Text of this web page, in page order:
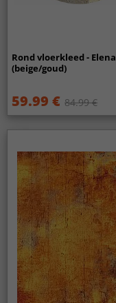
Rond vloerkleed - Elena
(beige/goud)
59.99 € 84.99 €